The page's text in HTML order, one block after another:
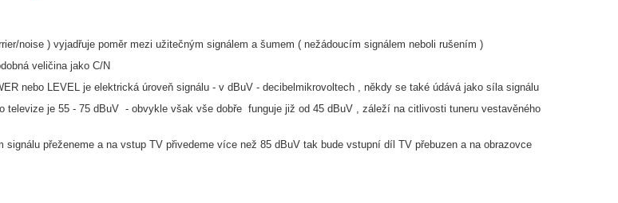
noise ) vyjadřuje poměr mezi užitečným signálem a šumem ( nežádoucím signálem neboli rušením )
veličina jako C/N
nebo LEVEL je elektrická úroveň signálu - v dBuV - decibelmikrovoltech , někdy se také údává jako síla signálu
televize je 55 - 75 dBuV - obvykle však vše dobře funguje již od 45 dBuV , záleží na citlivosti tuneru vestavěného
signálu přeženeme a na vstup TV přivedeme více než 85 dBuV tak bude vstupní díl TV přebuzen a na obrazovce